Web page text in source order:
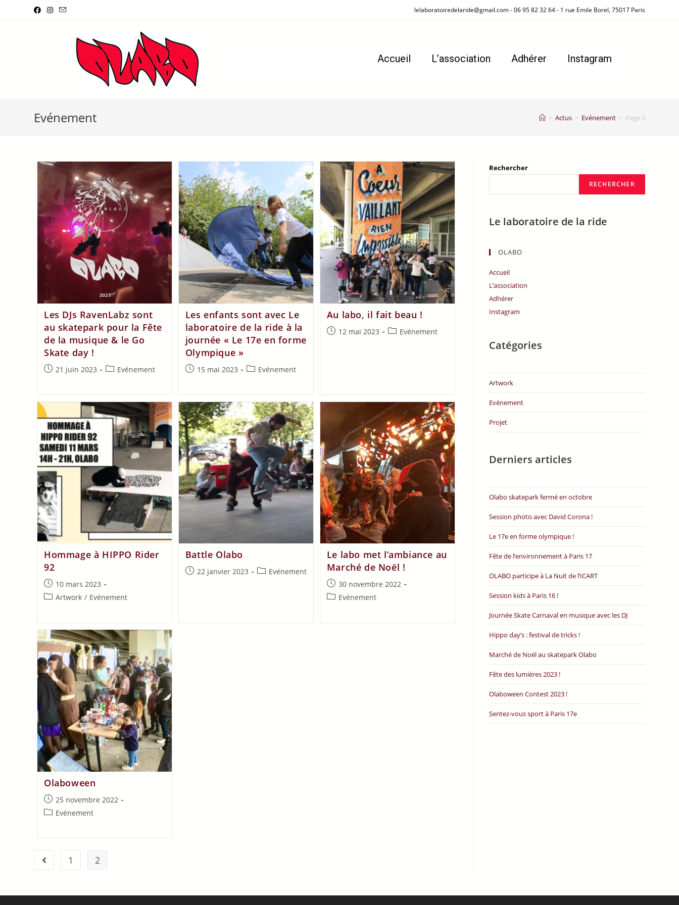
lelaboratoiredelaride@gmail.com - 06 95 82 32 64 - 1 rue Emile Borel, 75017 Paris
Accueil L’association Adhérer Instagram
Evénement > Actus > Evénement > Page 2
Les DJs RavenLabz sont
au skatepark pour la Fête
de la musique & le Go
Skate day !
21 juin 2023 Evénement
Les enfants sont avec Le
laboratoire de la ride à la
journée « Le 17e en forme
Olympique »
15 mai 2023 Evénement
Au labo, il fait beau !
12 mai 2023 Evénement
Hommage à HIPPO Rider
92
10 mars 2023
Artwork / Evénement
Battle Olabo
22 janvier 2023 Evénement
Le labo met l’ambiance au
Marché de Noël !
30 novembre 2022
Evénement
Olaboween
25 novembre 2022
Evénement
1 2
Rechercher
RECHERCHER
Le laboratoire de la ride
OLABO
Accueil
L’association
Adhérer
Instagram
Catégories
Artwork
Evénement
Projet
Derniers articles
Olabo skatepark fermé en octobre
Session photo avec David Corona !
Le 17e en forme olympique !
Fête de l’environnement à Paris 17
OLABO participe à La Nuit de l’ICART
Session kids à Paris 16 !
Journée Skate Carnaval en musique avec les DJ
Hippo day’s : festival de tricks !
Marché de Noël au skatepark Olabo
Fête des lumières 2023 !
Olaboween Contest 2023 !
Sentez-vous sport à Paris 17e